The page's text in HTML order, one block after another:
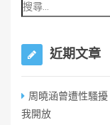
近期文章
周曉涵曾遭性騷
我開放